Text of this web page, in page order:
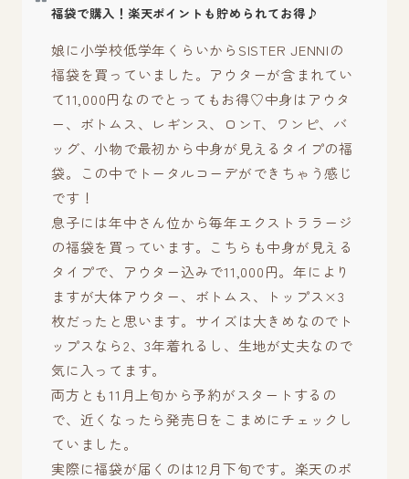
福袋で購入！楽天ポイントも貯められてお得♪
娘に小学校低学年くらいからSISTER JENNIの
福袋を買っていました。アウターが含まれてい
て11,000円なのでとってもお得♡中身はアウタ
ー、ボトムス、レギンス、ロンT、ワンピ、バ
ッグ、小物で最初から中身が見えるタイプの福
袋。この中でトータルコーデができちゃう感じ
です！
息子には年中さん位から毎年エクストララージ
の福袋を買っています。こちらも中身が見える
タイプで、アウター込みで11,000円。年により
ますが大体アウター、ボトムス、トップス×3
枚だったと思います。サイズは大きめなのでト
ップスなら2、3年着れるし、生地が丈夫なので
気に入ってます。
両方とも11月上旬から予約がスタートするの
で、近くなったら発売日をこまめにチェックし
ていました。
実際に福袋が届くのは12月下旬です。楽天のポ